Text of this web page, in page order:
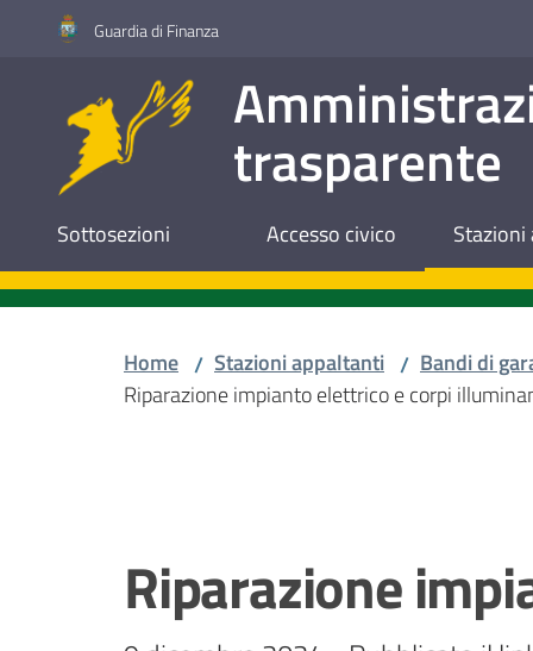
Vai al contenuto
Vai alla navigazione
Vai al footerGuardia di Finanza
trasparente
Sottosezioni Accesso civico Stazioni
Home / Stazioni appaltanti / Bandi di
Riparazione impianto elettrico e corpi
Riparazione